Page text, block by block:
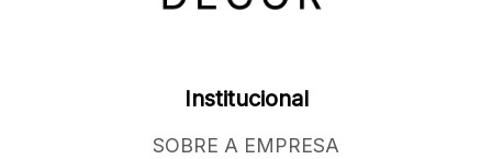
Institucional
SOBRE A EMPRESA